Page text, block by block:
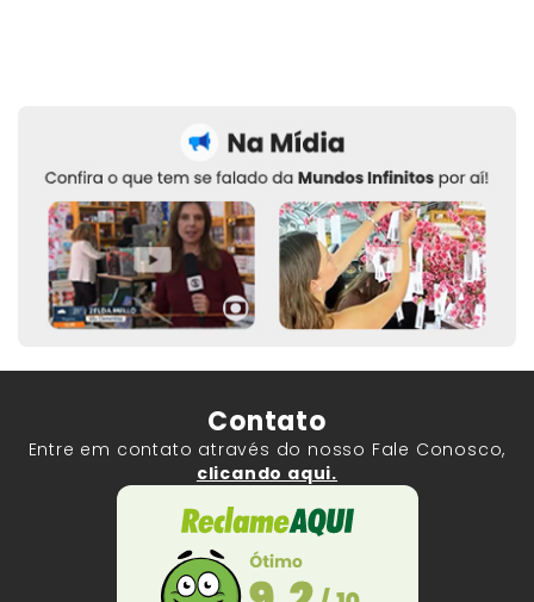
Contato
Entre em contato através do nosso Fale Conosco,
clicando aqui.